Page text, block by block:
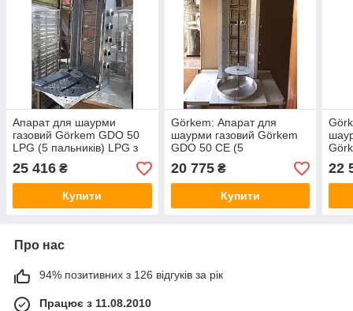
Апарат для шаурми
газовий Görkem GDO 50
LPG (5 пальників) LPG з
верхнім приводом
(мотором) (нова модель)
25 416 ₴
Купити
Görkem: Апарат для
шаурми газовий Görkem
GDO 50 СЕ (5
пальників)СЕ природний
газ
20 775₴
Купити
22
Про нас
94% позитивних з 126 відгуків за рік
Працює з 11.08.2010